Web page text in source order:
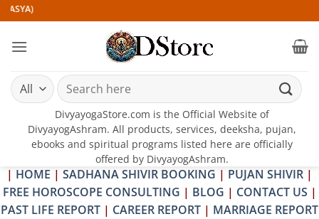
Skip
to
content
Search
for:
DivyayogaStore.com is the Official Website of
DivyayogAshram. All products, services, deeksha, pujan,
ebooks and spiritual programs listed here are officially
offered by DivyayogAshram.
| HOME | SADHANA SHIVIR BOOKING | PUJAN SHIVIR |
FREE HOROSCOPE CONSULTING | BLOG | CONTACT US |
PAST LIFE REPORT | CAREER REPORT | MARRIAGE REPORT